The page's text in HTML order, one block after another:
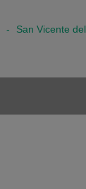
- San Vicente